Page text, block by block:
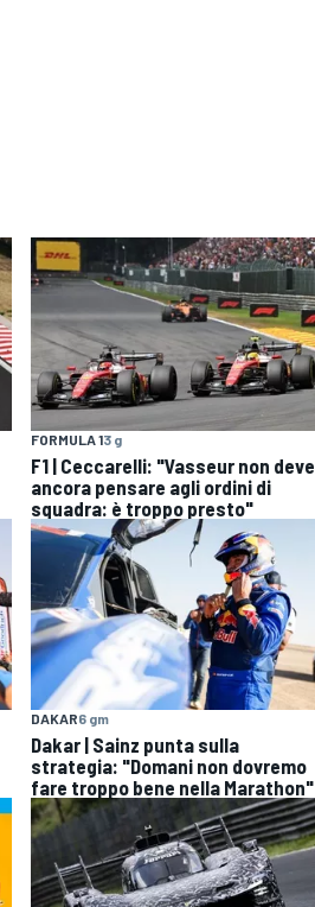
FORMULA 13 g
F1 | Ceccarelli: "Vasseur non deve
ancora pensare agli ordini di
squadra: è troppo presto"
DAKAR6 gm
Dakar | Sainz punta sulla
strategia: "Domani non dovremo
fare troppo bene nella Marathon"